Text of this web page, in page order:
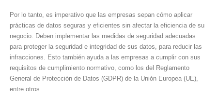
Por lo tanto, es imperativo que las empresas sepan cómo aplicar
prácticas de datos seguras y eficientes sin afectar la eficiencia de su
negocio. Deben implementar las medidas de seguridad adecuadas
para proteger la seguridad e integridad de sus datos, para reducir las
infracciones. Esto también ayuda a las empresas a cumplir con sus
requisitos de cumplimiento normativo, como los del Reglamento
General de Protección de Datos (GDPR) de la Unión Europea (UE),
entre otros.